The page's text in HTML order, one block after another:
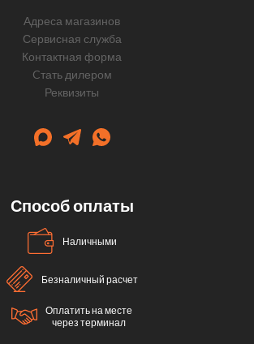
Адреса магазинов
Сервисная служба
Контактная форма
Cтать дилером
Реквизиты
Способ оплаты
Наличными
Безналичный расчет
Оплатить на месте
через терминал